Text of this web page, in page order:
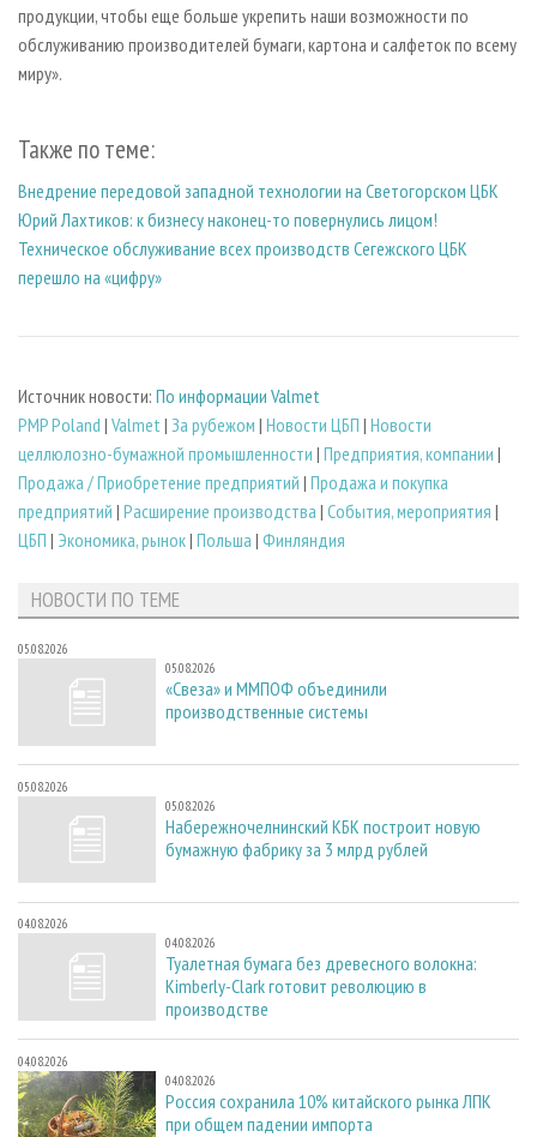
продукции, чтобы еще больше укрепить наши возможности по
обслуживанию производителей бумаги, картона и салфеток по всему
миру».
Также по теме:
Внедрение передовой западной технологии на Светогорском ЦБК
Юрий Лахтиков: к бизнесу наконец-то повернулись лицом!
Техническое обслуживание всех производств Сегежского ЦБК
перешло на «цифру»
Источник новости: По информации Valmet
PMP Poland | Valmet | За рубежом | Новости ЦБП | Новости
целлюлозно-бумажной промышленности | Предприятия, компании |
Продажа / Приобретение предприятий | Продажа и покупка
предприятий | Расширение производства | События, мероприятия |
ЦБП | Экономика, рынок| Польша | Финляндия
НОВОСТИ ПО ТЕМЕ
05.08.2026
05.08.2026
«Свеза» и ММПОФ объединили
производственные системы
05.08.2026
05.08.2026
Набережночелнинский КБК построит новую
бумажную фабрику за 3 млрд рублей
04.08.2026
04.08.2026
Туалетная бумага без древесного волокна:
Kimberly-Clark готовит революцию в
производстве
04.08.2026
04.08.2026
Россия сохранила 10% китайского рынка ЛПК
при общем падении импорта